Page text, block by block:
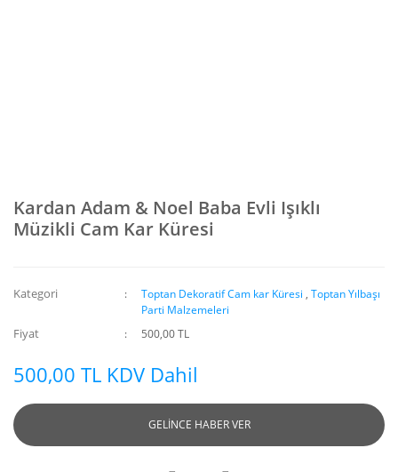
Kardan Adam & Noel Baba Evli Işıklı
Müzikli Cam Kar Küresi
Kategori Toptan Dekoratif Cam kar Küresi ,Toptan Yılbaşı
Parti Malzemeleri
Fiyat 500,00 TL
500,00 TL KDV Dahil
GELİNCE HABER VER